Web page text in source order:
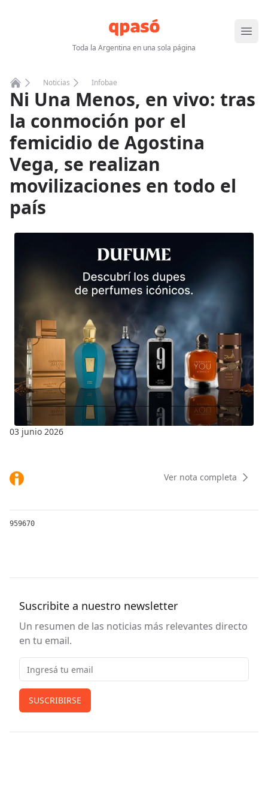
Toda la Argentina en una sola página
Abrir
Home
Noticias Infobae
Ni Una Menos, en vivo: tras
la conmoción por el
femicidio de Agostina
Vega, se realizan
movilizaciones en todo el
país
03 junio 2026
Ver nota completa
959670
Suscribite a nuestro newsletter
Un resumen de las noticias más relevantes directo
en tu email.
Email
SUSCRIBIRSE